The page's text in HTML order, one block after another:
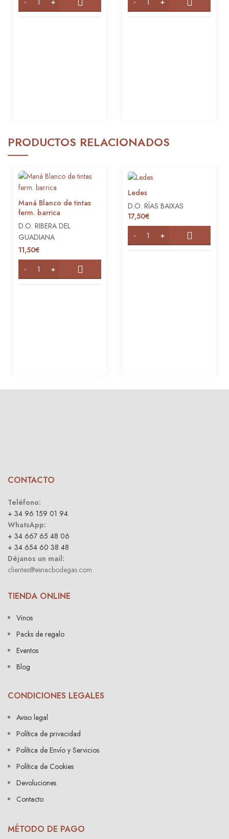
PRODUCTOS RELACIONADOS
Maná Blanco de tintas
ferm. barrica
D.O. RIBERA DEL
GUADIANA
11,50€
Ledes
D.O. RÍAS BAIXAS
17,50€
CONTACTO
Teléfono:
+ 34 96 159 01 94
WhatsApp:
+ 34 667 65 48 06
+ 34 654 60 38 48
Déjanos un mail:
clientes@esnacbodegas.com
TIENDA ONLINE
Vinos
Packs de regalo
Eventos
Blog
CONDICIONES LEGALES
Aviso legal
Política de privacidad
Política de Envío y Servicios
Política de Cookies
Devoluciones
Contacto
MÉTODO DE PAGO